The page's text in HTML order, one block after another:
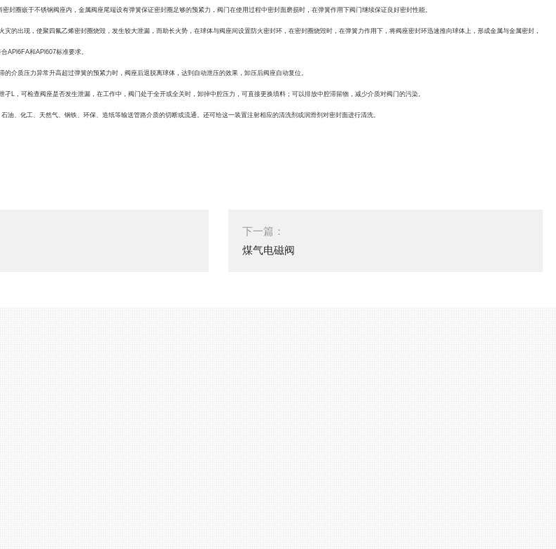
圈嵌于不锈钢阀座内，金属阀座尾端设有弹簧保证密封圈足够的预紧力，阀门在使用过程中密封面磨损时，在弹簧作用下阀门继续保证良好密封性能。
出现，使聚四氟乙烯密封圈烧毁，发生较大泄漏，而助长火势，在球体与阀座间设置防火密封环，在密封圈烧毁时，在弹簧力作用下，将阀座密封环迅速推向球体上，形成金属与金属密封，
APl6FA和APl607标准要求。
介质压力异常升高超过弹簧的预紧力时，阀座后退脱离球体，达到自动泄压的效果，卸压后阀座自动复位。
L，可检查阀座是否发生泄漏，在工作中，阀门处于全开或全关时，卸掉中腔压力，可直接更换填料；可以排放中腔滞留物，减少介质对阀门的污染。
油、化工、天然气、钢铁、环保、造纸等输送管路介质的切断或流通。还可给这一装置注射相应的清洗剂或润滑剂对密封面进行清洗。
下一篇：
煤气电磁阀